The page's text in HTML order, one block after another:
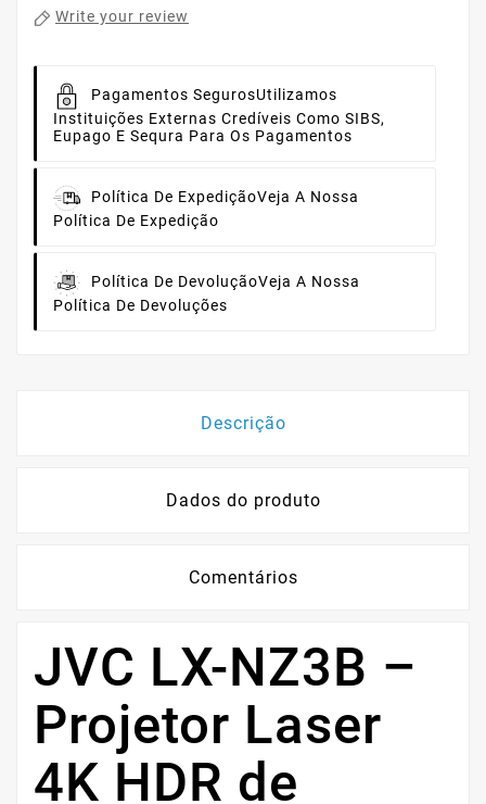
Write your review
Pagamentos SegurosUtilizamos
Instituições Externas Credíveis Como SIBS,
Eupago E Sequra Para Os Pagamentos
Política De ExpediçãoVeja A Nossa
Política De Expedição
Política De DevoluçãoVeja A Nossa
Política De Devoluções
Descrição
Dados do produto
Comentários
JVC LX-NZ3B –
Projetor Laser
4K HDR de